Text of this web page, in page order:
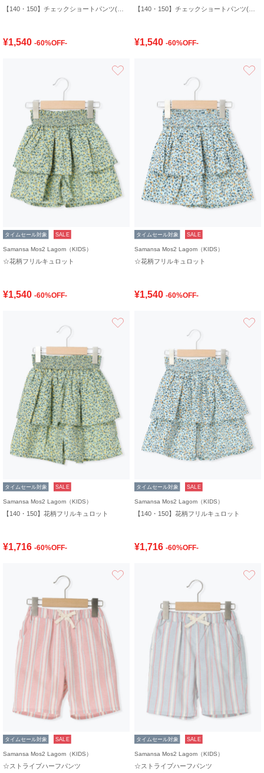
¥1,540 -60%OFF- ¥1,540 -60%OFF-
タイムセール対象 SALE
Samansa Mos2 Lagom（KIDS）
☆花柄フリルキュロット
¥1,540 -60%OFF-
タイムセール対象 SALE
Samansa Mos2 Lagom（KIDS）
☆花柄フリルキュロット
¥1,540 -60%OFF-
タイムセール対象 SALE
Samansa Mos2 Lagom（KIDS）
【140・150】花柄フリルキュロット
¥1,716 -60%OFF-
タイムセール対象 SALE
Samansa Mos2 Lagom（KIDS）
【140・150】花柄フリルキュロット
¥1,716 -60%OFF-
タイムセール対象 SALE
Samansa Mos2 Lagom（KIDS）
☆ストライプハーフパンツ
タイムセール対象 SALE
Samansa Mos2 Lagom（KIDS）
☆ストライプハーフパンツ